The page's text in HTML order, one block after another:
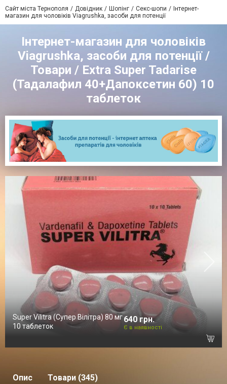
Сайт міста Тернополя Довідник Шопінг Секс-шопи
Інтернет-
магазин для чоловіків Viagrushka, засоби для потенції
Інтернет-магазин для чоловіків
Viagrushka, засоби для потенції /
Товари / Extra Super Tadarise
(Тадалафил 40+Дапоксетин 60) 10
таблеток
Super Vilitra (Супер Вілітра) 80 мг
10 таблеток
640 грн.
Є в наявності
Опис Товари (345)